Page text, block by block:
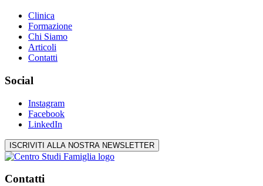
Clinica
Formazione
Chi Siamo
Articoli
Contatti
Social
Instagram
Facebook
LinkedIn
ISCRIVITI ALLA NOSTRA NEWSLETTER
Contatti